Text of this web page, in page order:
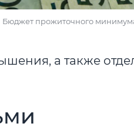
Бюджет прожиточного
а также